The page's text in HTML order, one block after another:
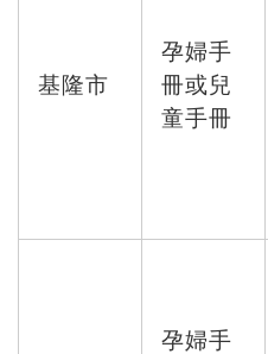
基隆市
孕婦手
冊或兒
童手冊
孕婦手